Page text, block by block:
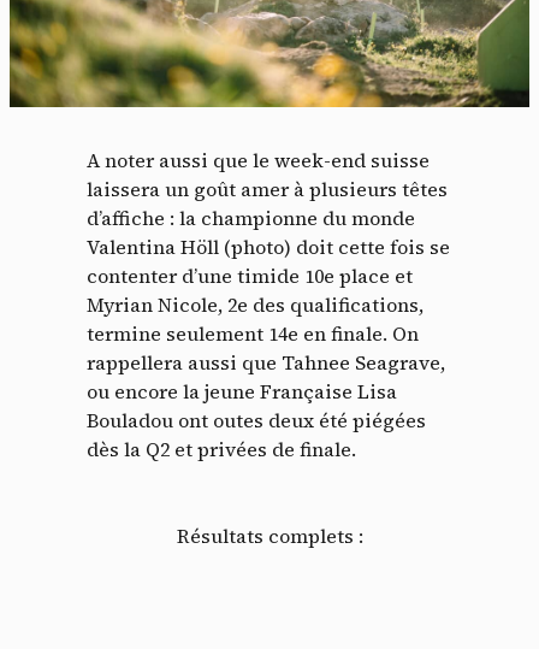
A noter aussi que le week-end suisse
laissera un goût amer à plusieurs têtes
d’affiche : la championne du monde
Valentina Höll (photo) doit cette fois se
contenter d’une timide 10e place et
Myrian Nicole, 2e des qualifications,
termine seulement 14e en finale. On
rappellera aussi que Tahnee Seagrave,
ou encore la jeune Française Lisa
Bouladou ont outes deux été piégées
dès la Q2 et privées de finale.
Résultats complets :